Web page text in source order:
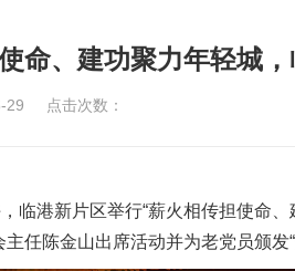
命、建功聚力年轻城
29 点击次数：
临港新片区举行“薪火相传担使命
任陈金山出席活动并为老党员颁发“